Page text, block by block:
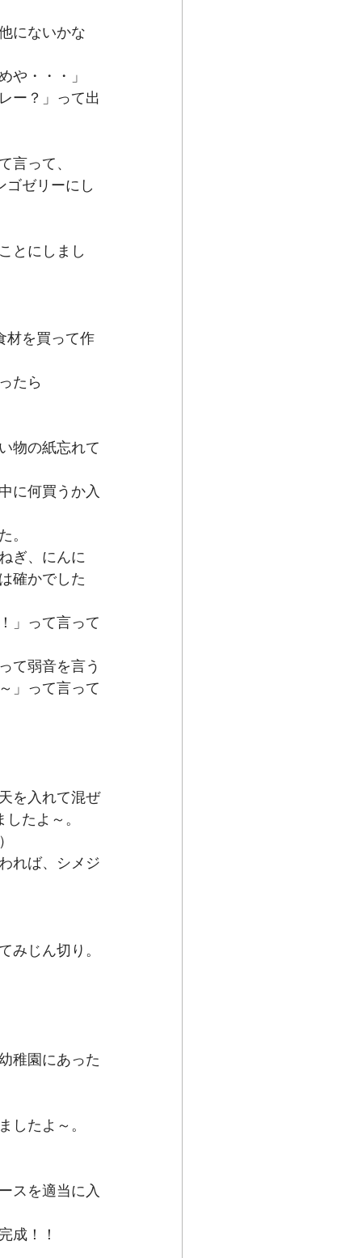
にないかな
や・・・」
ー？」って出
言って、
ゴゼリーにし
とにしまし
材を買って作
たら
物の紙忘れて
に何買うか入
。
ぎ、にんに
確かでした
」って言って
て弱音を言う
」って言って
を入れて混ぜ
たよ～。
れば、シメジ
みじん切り。
稚園にあった
したよ～。
スを適当に入
成！！